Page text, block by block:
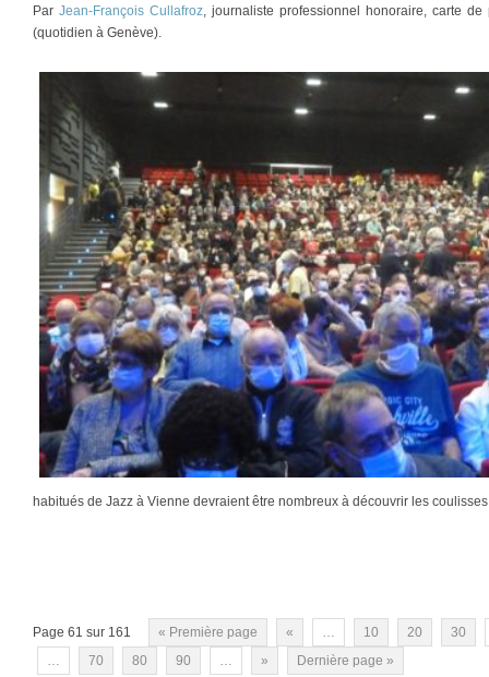
Par Jean-François Cullafroz, journaliste professionnel honoraire, carte
(quotidien à Genève).
habitués de Jazz à Vienne devraient être nombreux à découvrir les
Page 61 sur 161 « Première page « 10 20
30
70 80 90 » Dernière page »